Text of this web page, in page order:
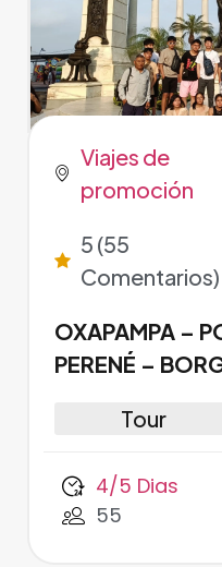
Viajes de
promoción
5 (55
Comentarios)
OXAPAMPA –
PERENÉ –
Tour
4/5 Dias
55